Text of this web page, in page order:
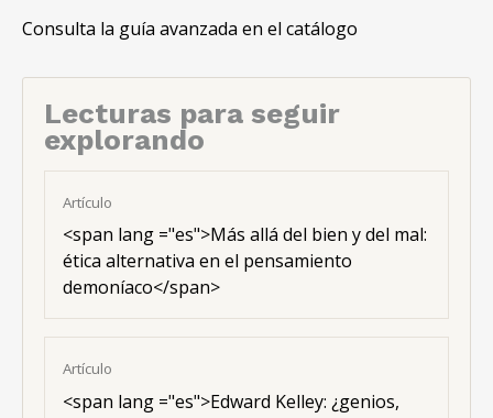
Consulta la guía avanzada en el catálogo
Lecturas para seguir
explorando
Artículo
<span lang ="es">Más allá del bien y del mal:
ética alternativa en el pensamiento
demoníaco</span>
Artículo
<span lang ="es">Edward Kelley: ¿genios,